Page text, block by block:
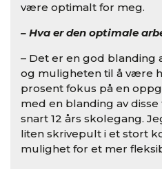
være optimalt for meg.
– Hva er den optimale
– Det er en god blanding
og muligheten til å være
prosent fokus på en
med en blanding av
snart 12 års skolegang.
liten skrivepult i et stort
mulighet for et mer